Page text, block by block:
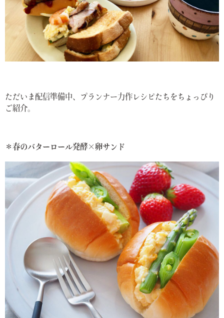
ただいま配信準備中、プランナー力作レシピたちをちょっぴり
ご紹介。
＊春のバターロール発酵×卵サンド